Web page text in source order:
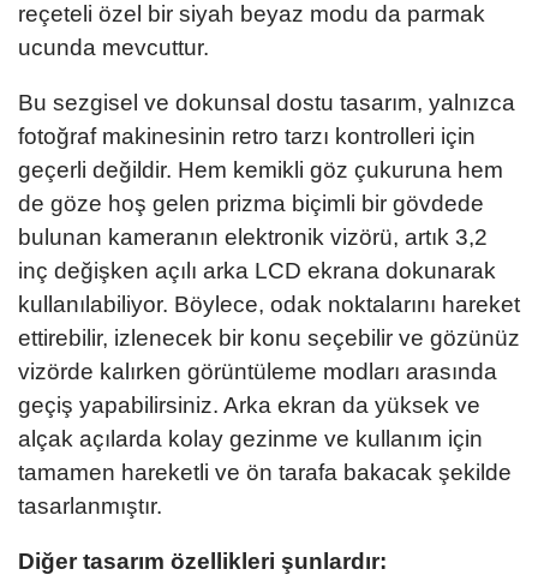
reçeteli özel bir siyah beyaz modu da parmak
ucunda mevcuttur.
Bu sezgisel ve dokunsal dostu tasarım, yalnızca
fotoğraf makinesinin retro tarzı kontrolleri için
geçerli değildir. Hem kemikli göz çukuruna hem
de göze hoş gelen prizma biçimli bir gövdede
bulunan kameranın elektronik vizörü, artık 3,2
inç değişken açılı arka LCD ekrana dokunarak
kullanılabiliyor. Böylece, odak noktalarını hareket
ettirebilir, izlenecek bir konu seçebilir ve gözünüz
vizörde kalırken görüntüleme modları arasında
geçiş yapabilirsiniz. Arka ekran da yüksek ve
alçak açılarda kolay gezinme ve kullanım için
tamamen hareketli ve ön tarafa bakacak şekilde
tasarlanmıştır.
Diğer tasarım özellikleri şunlardır: